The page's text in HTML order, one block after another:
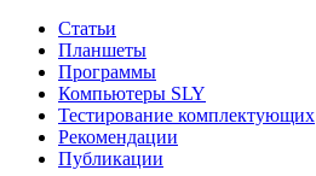
Статьи
Планшеты
Программы
Компьютеры SLY
Тестирование комплектующих
Рекомендации
Публикации